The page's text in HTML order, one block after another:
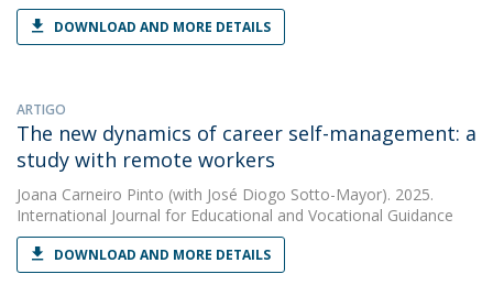
DOWNLOAD AND MORE DETAILS
ARTIGO
The new dynamics of career self-management: a
study with remote workers
Joana Carneiro Pinto (with José Diogo Sotto-Mayor). 2025.
International Journal for Educational and Vocational Guidance
DOWNLOAD AND MORE DETAILS